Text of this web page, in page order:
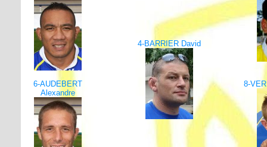
4-BARRIER David
6-AUDEBERT
Alexandre
8-